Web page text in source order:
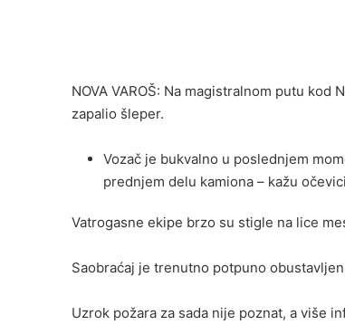
NOVA VAROŠ: Na magistralnom putu
zapalio šleper.
Vozač je bukvalno u poslednjem
prednjem delu kamiona – kažu
Vatrogasne ekipe brzo su stigle na lice
Saobraćaj je trenutno potpuno
Uzrok požara za sada nije poznat, a više